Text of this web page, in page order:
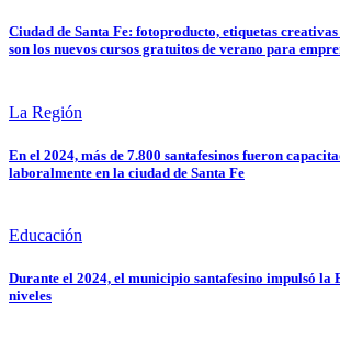
Ciudad de Santa Fe: fotoproducto, etiquetas
son los nuevos cursos gratuitos de verano para
La Región
En el 2024, más de 7.800 santafesinos fueron
laboralmente en la ciudad de Santa Fe
Educación
Durante el 2024, el municipio santafesino impulsó la
niveles